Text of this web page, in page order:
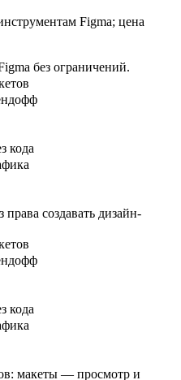
Figma; цена
без ограничений.
кода
создавать дизайн-
кода
макеты — просмотр и